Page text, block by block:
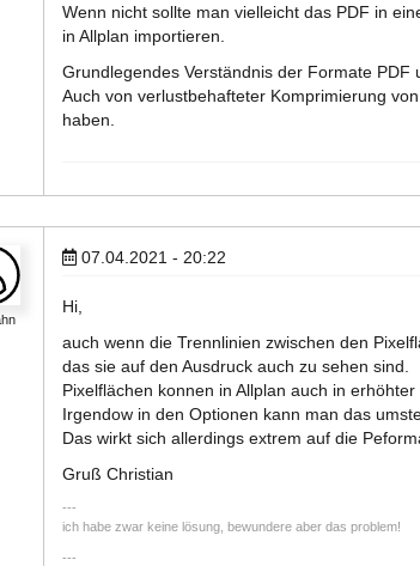
Wenn nicht sollte man vielleicht das PDF in
in Allplan importieren.
Grundlegendes Verständnis der Formate PDF
Auch von verlustbehafteter Komprimierung
haben.
07.04.2021 - 20:22
Hi,
auch wenn die Trennlinien zwischen den
das sie auf den Ausdruck auch zu sehen sind.
Pixelflächen konnen in Allplan auch in
Irgendow in den Optionen kann man das
Das wirkt sich allerdings extrem auf die
Gruß Christian
ich habe zwar keine lösung, bewundere aber das problem!
---